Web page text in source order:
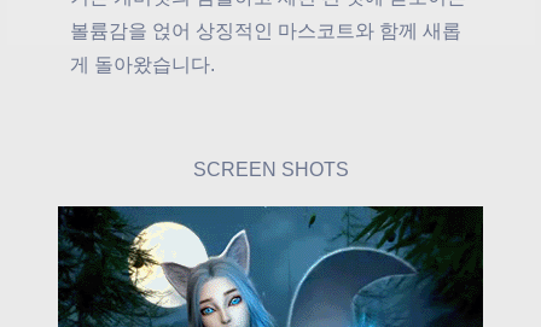
볼륨감을 얹어 상징적인 마스코트와 함께 새롭
게 돌아왔습니다.
SCREEN SHOTS